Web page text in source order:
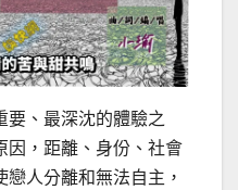
要、最深沈的體驗之
因，距離、身份、社會
人分離和無法自主，